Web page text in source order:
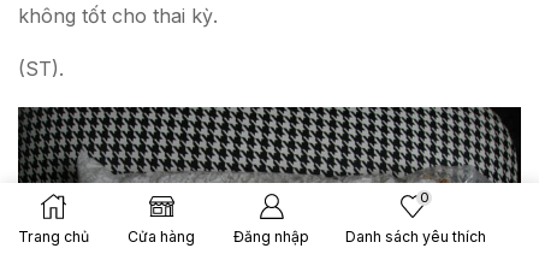
không tốt cho thai kỳ.
(ST).
Trang chủ Cửa hàng Đăng nhập
0
Danh sách yêu thích